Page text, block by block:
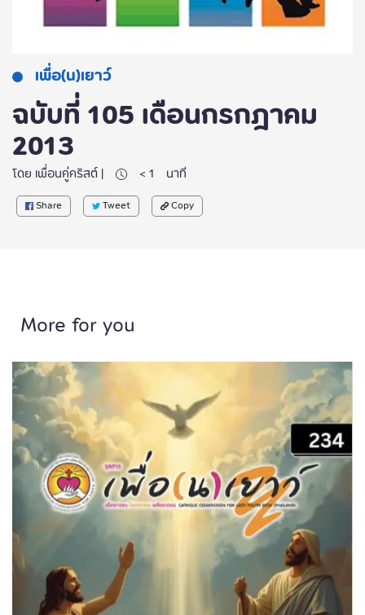
เพื่อ(น)เยาว์
ฉบับที่ 105 เดือนกรกฎาคม
2013
โดย เพื่อนคู่คริสต์ | < 1 นาที
Share Tweet Copy
More for you